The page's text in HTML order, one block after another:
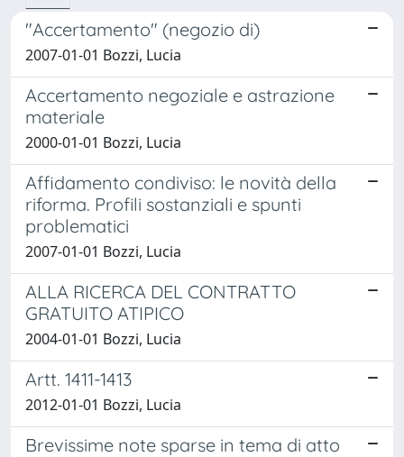
"Accertamento" (negozio di)
2007-01-01 Bozzi, Lucia
Accertamento negoziale e astrazione
materiale
2000-01-01 Bozzi, Lucia
Affidamento condiviso: le novità della
riforma. Profili sostanziali e spunti
problematici
2007-01-01 Bozzi, Lucia
ALLA RICERCA DEL CONTRATTO
GRATUITO ATIPICO
2004-01-01 Bozzi, Lucia
Artt. 1411-1413
2012-01-01 Bozzi, Lucia
Brevissime note sparse in tema di atto